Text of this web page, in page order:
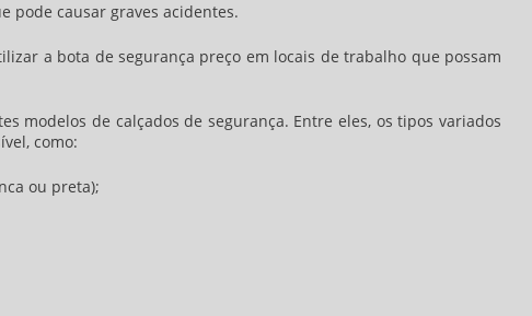
pode causar graves acidentes.
a bota de segurança preço em locais de trabalho que possam
modelos de calçados de segurança. Entre eles, os tipos variados
como:
ou preta);